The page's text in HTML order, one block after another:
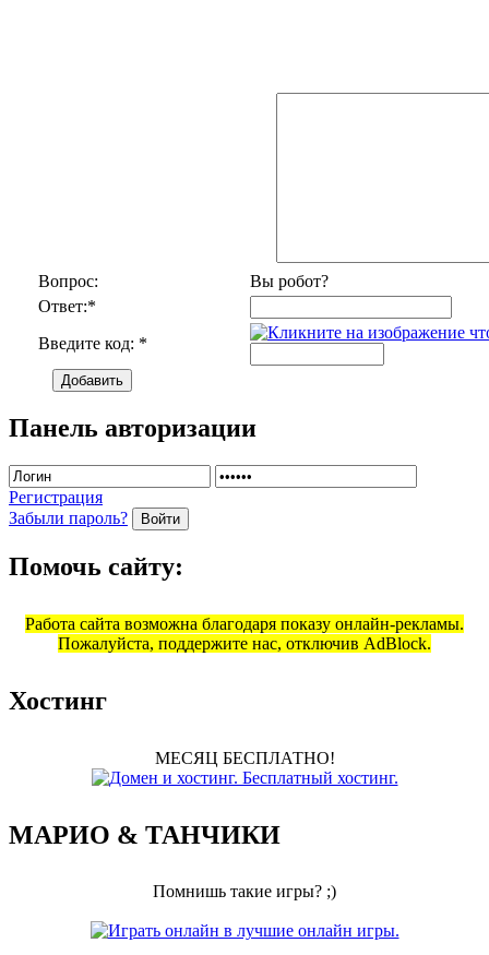
Вопрос:
Вы робот?
Ответ:*
Введите код: *
Добавить
Панель авторизации
Регистрация
Забыли пароль?
Войти
Помочь сайту:
Работа сайта возможна благодаря показу онлайн-рекламы.
Пожалуйста, поддержите нас, отключив AdBlock.
Хостинг
МЕСЯЦ БЕСПЛАТНО!
МАРИО & ТАНЧИКИ
Помнишь такие игры? ;)